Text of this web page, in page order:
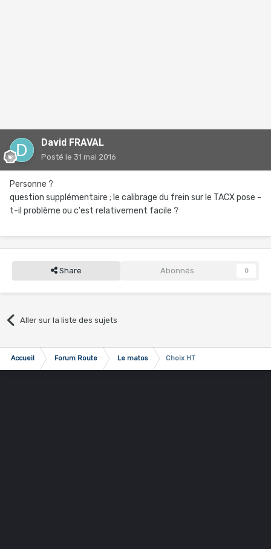
David FRAVAL
Posté le 31 mai 2016
Personne ?
question supplémentaire ; le calibrage du frein sur le TACX pose -
t-il problème ou c'est relativement facile ?
Share Abonnés 0
Aller sur la liste des sujets
Accueil Forum Route Le matos Choix HT